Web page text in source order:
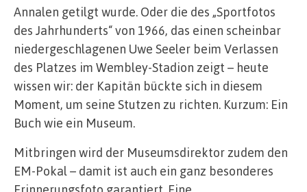
Annalen getilgt wurde. Oder die des „Sportfotos
des Jahrhunderts“ von 1966, das einen scheinbar
niedergeschlagenen Uwe Seeler beim Verlassen
des Platzes im Wembley-Stadion zeigt – heute
wissen wir: der Kapitän bückte sich in diesem
Moment, um seine Stutzen zu richten. Kurzum: Ein
Buch wie ein Museum.
Mitbringen wird der Museumsdirektor zudem den
EM-Pokal – damit ist auch ein ganz besonderes